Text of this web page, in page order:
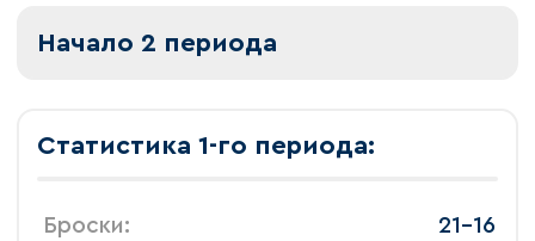
Начало 2 периода
Статистика 1-го периода:
Броски:
21-16